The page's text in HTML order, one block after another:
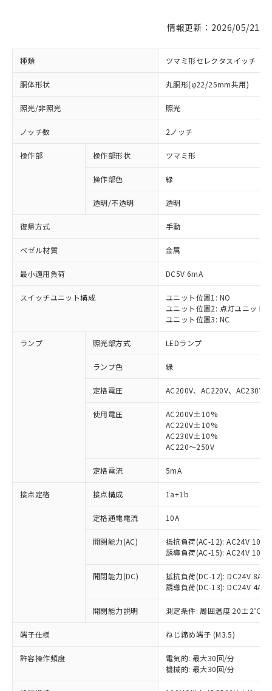
情報更新：2026/05/21
種類 ツマミ形セレクタスイッチ
胴体形状 丸胴形(φ22/25mm共用)
照光/非照光 照光
ノッチ数 2ノッチ
操作部 操作部形状 ツマミ形
操作部色 緑
透明/不透明 透明
復帰方式 手動
ベゼル材質 金属
最小適用負荷 DC5V 6mA
スイッチユニット構成
ユニット位置1: NO
ユニット位置2: 点灯ユニット
ユニット位置3: NC
ランプ 照光部方式 LEDランプ
ランプ色 緑
定格電圧 AC200V、AC220V、AC230V
使用電圧
AC200V±10%
AC220V±10%
AC230V±10%
AC220～250V
定格電流 5mA
接点定格 接点構成 1a+1b
定格通電電流 10A
開閉能力(AC)
抵抗負荷(AC-12): AC24V 10A/
誘導負荷(AC-15): AC24V
開閉能力(DC)
抵抗負荷(DC-12): DC24V 8A/
誘導負荷(DC-13): DC24V 4A/
開閉能力説明 測定条件: 周囲温度 20±2℃、
端子仕様 ねじ締め端子 (M3.5)
許容操作頻度
電気的: 最大30回/分
機械的: 最大30回/分
ご利用条件
以下の条件をお読みいただき、同意のうえ
ご利用ください。
本サービスは、当社制御機器事業取扱
商品の当社在庫状況および標準価格
(税抜)を提供させていただくもので
当社制御機器事業取扱商品の中には、
※1 対応状況
対応済み：EU RoHS指令（10物質）の
非含有に対応した製品が提供可能な商品で
対応予定：EU RoHS指令（10物質）の非含
有に対応した製品に切り替える予定のある
対応予定なし：EU RoHS指令（10物質）の
非含有に非対応の商品で、対応品を出す予
定はありません。
調査・確認中：EU RoHS指令（10物質）の
非含有の対応状況を調査中または確認中の
商品です。
非該当品：ライセンス料など無形物で、有
害物質有無と関係のない商品です。
※1 中国RoHS○×表
「○」：最大均質材料含有率が中国RoHSの
基準値以下であることを示します。